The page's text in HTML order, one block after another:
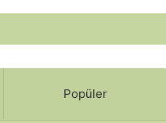
Popüler